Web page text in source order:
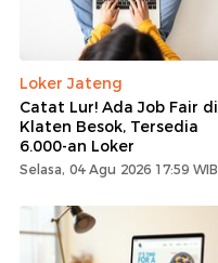
Loker Jateng
Catat Lur! Ada Job Fair di
Klaten Besok, Tersedia
6.000-an Loker
Selasa, 04 Agu 2026 17:59 WIB